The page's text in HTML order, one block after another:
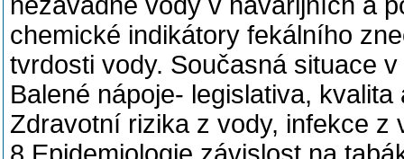
chemické indikátory fekálního
tvrdosti vody. Současná situace
Balené nápoje- legislativa,
Zdravotní rizika z vody, infekce z